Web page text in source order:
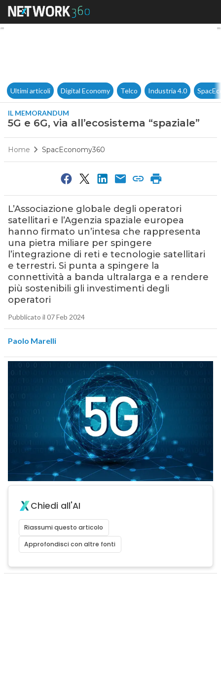
5G e 6G, via all’ecosistema
Ultimi articoli Digital Economy Telco Industria 4.0
IL MEMORANDUM
5G e 6G, via all’ecosistema “spaziale”
Home SpacEconomy360
L’Associazione globale degli operatori
satellitari e l’Agenzia spaziale europea
hanno firmato un’intesa che rappresenta
una pietra miliare per spingere
l’integrazione di reti e tecnologie satellitari
e terrestri. Si punta a spingere la
connettività a banda ultralarga e a rendere
più sostenibili gli investimenti degli
operatori
Pubblicato il 07 Feb 2024
Paolo Marelli
Chiedi all'AI
Riassumi questo articolo
Approfondisci con altre fonti